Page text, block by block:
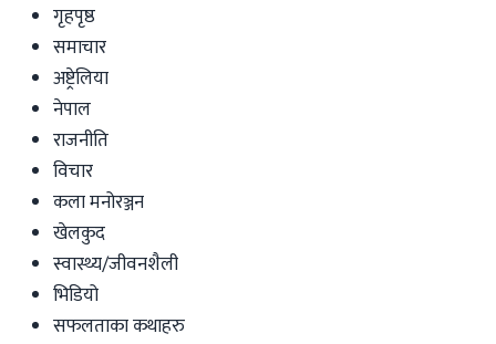
गृहपृष्ठ
समाचार
अष्ट्रेलिया
नेपाल
राजनीति
विचार
कला मनोरञ्जन
खेलकुद
स्वास्थ्य/जीवनशैली
भिडियो
सफलताका कथाहरु